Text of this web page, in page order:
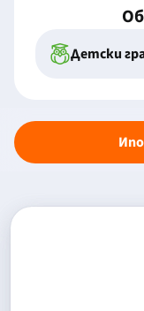
Детски